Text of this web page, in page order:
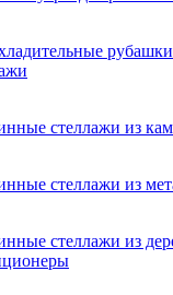
стеллажи из
стеллажи из
стеллажи из